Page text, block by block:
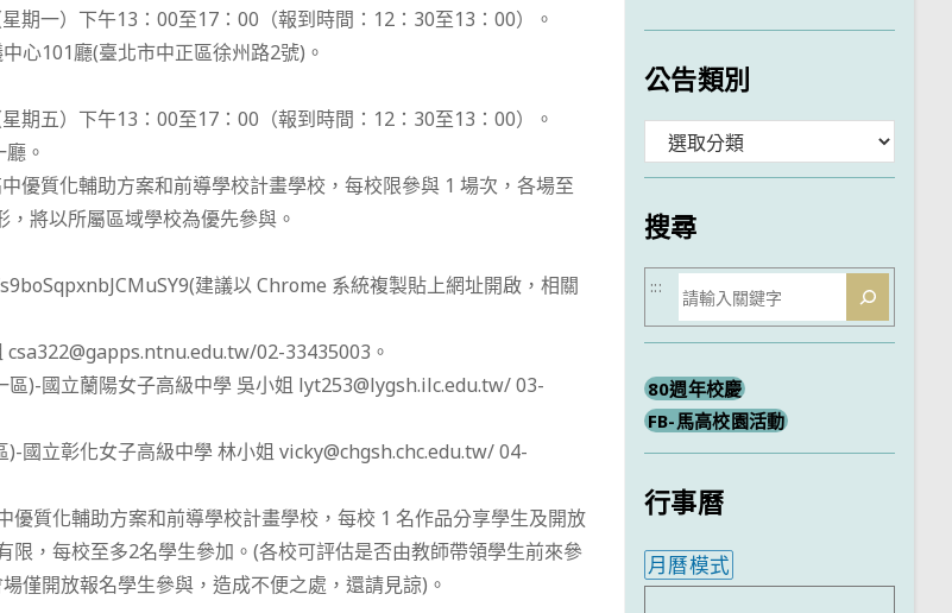
期一）下午13：00至17：00（報到時間：12：30至13：00）。
心101廳(臺北市中正區徐州路2號)。
期五）下午13：00至17：00（報到時間：12：30至13：00）。
。
優質化輔助方案和前導學校計畫學校，每校限參與 1 場次，各場至
將以所屬區域學校為優先參與。
建議以 Chrome 系統複製貼上網址開啟，相關
csa322@gapps.ntnu.edu.tw/02-33435003。
區)-國立蘭陽女子高級中學 吳小姐 lyt253@lygsh.ilc.edu.tw/ 03-
)-國立彰化女子高級中學 林小姐 vicky@chgsh.chc.edu.tw/ 04-
優質化輔助方案和前導學校計畫學校，每校 1 名作品分享學生及開放
限，每校至多2名學生參加。(各校可評估是否由教師帶領學生前來參
僅開放報名學生參與，造成不便之處，還請見諒)。
公告類別
類
搜尋
搜
尋
:::
80週年校慶
FB-馬高校園活動
行事曆
月曆模式